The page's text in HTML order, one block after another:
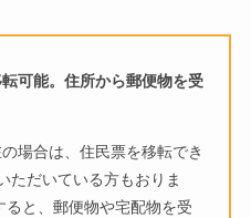
可能。住所から郵便物を受
場合は、住民票を移転でき
ただいている方もおりま
と、郵便物や宅配物を受